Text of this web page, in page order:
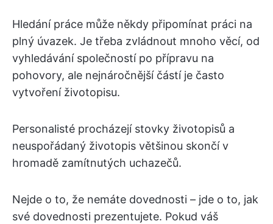
Hledání práce může někdy připomínat práci na
plný úvazek. Je třeba zvládnout mnoho věcí, od
vyhledávání společností po přípravu na
pohovory, ale nejnáročnější částí je často
vytvoření životopisu.
Personalisté procházejí stovky životopisů a
neuspořádaný životopis většinou skončí v
hromadě zamítnutých uchazečů.
Nejde o to, že nemáte dovednosti – jde o to, jak
své dovednosti prezentujete. Pokud váš